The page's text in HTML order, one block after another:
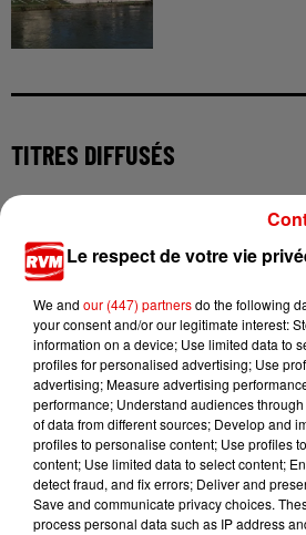
TITRES DIFFUSÉS
16h27
16h27
JULIE PIETRI
Eve Leve Toi
CHARLOTTE
The Way We
Le respect de votre vie
We and our (447) partnersdo the following
your consent and/or our legitimate interest:
information on a device; Use limited data to
profiles for personalised advertising; Use
advertising; Measure advertising
performance; Understand audiences
of data from different sources; Develop and
profiles to personalise content; Use profiles
content; Use limited data to select content;
detect fraud, and fix errors; Deliver and
Save and communicate privacy choices.
process personal data such as IP address